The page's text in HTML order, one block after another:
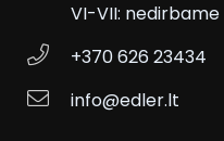
VI-VII: nedirbame
+370 626 23434
info@edler.lt